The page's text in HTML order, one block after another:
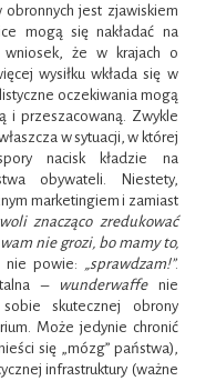
jest zjawiskiem
mogą się nakładać na
wniosek, że w krajach o
wysiłku wkłada się w
oczekiwania mogą
i przeszacowaną. Zwykle
w sytuacji, w której
nacisk kładzie na
obywateli. Niestety,
marketingiem i zamiast
znacząco zredukować
nie grozi, bo mamy to,
nie powie: „sprawdzam!”.
–
wunderwaffenie
skutecznej obrony
Może jedynie chronić
się „mózg” państwa),
infrastruktury (ważne